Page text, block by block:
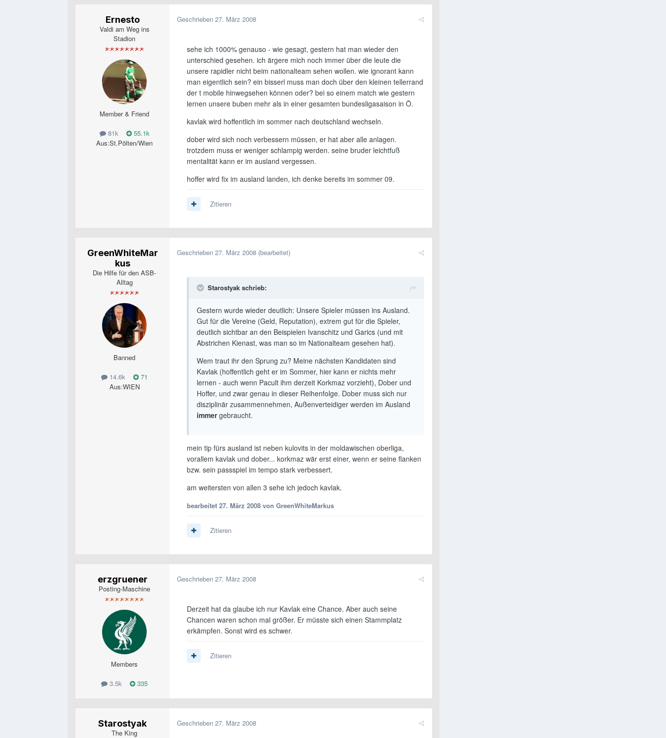
Ernesto
Valdi am Weg ins
Stadion
Member & Friend
81k
55.1k
Aus:St.Pölten/Wien
Geschrieben 27. März 2008
sehe ich 1000% genauso - wie gesagt, gestern hat man wieder den
unterschied gesehen. ich ärgere mich noch immer über die leute die
unsere rapidler nicht beim nationalteam sehen wollen. wie ignorant kann
man eigentlich sein? ein bisserl muss man doch über den kleinen tellerrand
der t mobile hinwegsehen können oder? bei so einem match wie gestern
lernen unsere buben mehr als in einer gesamten bundesligasaison in Ö.
kavlak wird hoffentlich im sommer nach deutschland wechseln.
dober wird sich noch verbessern müssen, er hat aber alle anlagen.
trotzdem muss er weniger schlampig werden. seine bruder leichtfuß
mentalität kann er im ausland vergessen.
hoffer wird fix im ausland landen, ich denke bereits im sommer 09.
Zitieren
GreenWhiteMar
kus
Die Hilfe für den ASB-
Alltag
Banned
14.6k
71
Aus:WIEN
Geschrieben 27. März 2008 (bearbeitet)
Starostyak schrieb:
Gestern wurde wieder deutlich: Unsere Spieler müssen ins Ausland.
Gut für die Vereine (Geld, Reputation), extrem gut für die Spieler,
deutlich sichtbar an den Beispielen Ivanschitz und Garics (und mit
Abstrichen Kienast, was man so im Nationalteam gesehen hat).
Wem traut ihr den Sprung zu? Meine nächsten Kandidaten sind
Kavlak (hoffentlich geht er im Sommer, hier kann er nichts mehr
lernen - auch wenn Pacult ihm derzeit Korkmaz vorzieht), Dober und
Hoffer, und zwar genau in dieser Reihenfolge. Dober muss sich nur
disziplinär zusammennehmen, Außenverteidiger werden im Ausland
immergebraucht.
mein tip fürs ausland ist neben kulovits in der moldawischen oberliga,
vorallem kavlak und dober... korkmaz wär erst einer, wenn er seine flanken
bzw. sein passspiel im tempo stark verbessert.
am weitersten von allen 3 sehe ich jedoch kavlak.
bearbeitet 27. März 2008 von GreenWhiteMarkus
Zitieren
erzgruener
Posting-Maschine
Members
3.5k 335
Geschrieben 27. März 2008
Derzeit hat da glaube ich nur Kavlak eine Chance. Aber auch seine
Chancen waren schon mal größer. Er müsste sich einen Stammplatz
erkämpfen. Sonst wird es schwer.
Zitieren
Starostyak
The King
Geschrieben 27. März 2008